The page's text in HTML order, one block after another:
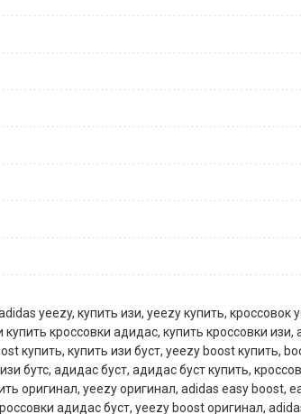
yeezy, купить изи, yeezy купить, кроссовок
купить кроссовки адидас, купить кроссовки изи,
купить, купить изи буст, yeezy boost купить,
изи бутс, адидас буст, адидас буст купить,
оригинал, yeezy оригинал, adidas easy boost,
адидас буст, yeezy boost оригинал,